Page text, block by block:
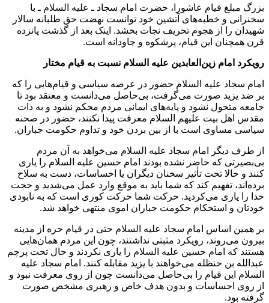
بزرگ مبلغ قیام عاشورا، حضرت امام سجاد ـ علیه السلام ـ با
سخنرانی و خطبه‌های آتشین خود توانست نهضت حق طلبانه سالار
شهیدان را از هجوم تحریف نجات بخشد. اینک بعد از گذشت پانزده
قرن همچنان این قیام، پرشکوه و جاودانه است.
رویکرد امام زین‌العابدین علیه السلام نسبت به قیام مختار
امام سجاد علیه السلام حضور در عرصه سیاسی و قیام‌هایی را که
بر ضد یزید صورت می‌گرفت، بی‌حاصل می‌دانست و معتقد بود تا
جامعه متحول نشود و پایه‌های ایمانی مردم محکم نشود و به ذات
مقدس اهل بیت علیهم السلام معرفت پیدا نکنند، حضور در صحنه
سیاسی مساوی است با از بین بردن خود و تداوم حکومت جباران.
از طرف دیگر امام سجاد علیه السلام می‌خواهد به آن مردم
بی‌بصیرتی که حاضر نشده بودند امام حسین علیه السلام را یاری
کنند و حالا تحت تأثیر سخنان دیگران یا احساسات، دست به سلاح
برده‌اند، تفهیم کند که شما باید به موقع وارد عمل می‌شدید و حجت
خدا را یاری می‌کردید. حرکت شما حرکت کوری است که به نابودی
خودتان و استحکام حکومت جباران اموی منتهی خواهد شد.
بر همین اساس امام سجاد علیه السلام حتی در قیام حره از مدینه
بیرون می‌روند، رویکرد مثبتی نداشتند، چون این مردم همان‌هایی
هستند که امام حسین علیه السلام را یاری نکردند و حال تحت پرچم
عبدالله بن حنظله می‌خواهند با یزید مقابله کنند. امام سجاد علیه
السلام این قیام را بی‌حاصل می‌دانست چون از روی معرفت نبود و
از روی احساسات و بدون هدف خاص و رهبری مشخص صورت
گرفته بود.